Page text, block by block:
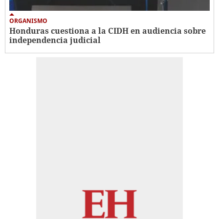
ORGANISMO
Honduras cuestiona a la CIDH en audiencia sobre
independencia judicial